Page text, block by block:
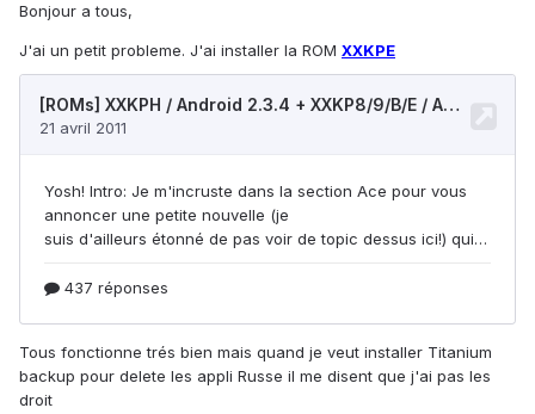
Bonjour a tous,
J'ai un petit probleme. J'ai installer la ROM XXKPE
Tous fonctionne trés bien mais quand je veut installer Titanium
backup pour delete les appli Russe il me disent que j'ai pas les
droit